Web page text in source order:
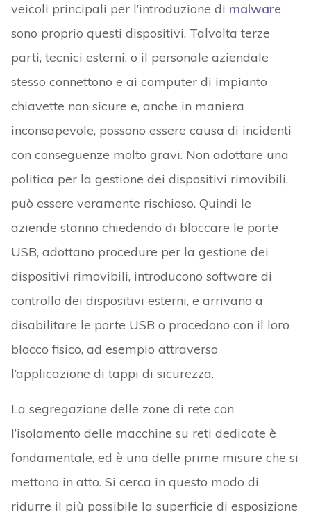
veicoli principali per l’introduzione di malware
sono proprio questi dispositivi. Talvolta terze
parti, tecnici esterni, o il personale aziendale
stesso connettono e ai computer di impianto
chiavette non sicure e, anche in maniera
inconsapevole, possono essere causa di incidenti
con conseguenze molto gravi. Non adottare una
politica per la gestione dei dispositivi rimovibili,
può essere veramente rischioso. Quindi le
aziende stanno chiedendo di bloccare le porte
USB, adottano procedure per la gestione dei
dispositivi rimovibili, introducono software di
controllo dei dispositivi esterni, e arrivano a
disabilitare le porte USB o procedono con il loro
blocco fisico, ad esempio attraverso
l’applicazione di tappi di sicurezza.
La segregazione delle zone di rete con
l’isolamento delle macchine su reti dedicate è
fondamentale, ed è una delle prime misure che si
mettono in atto. Si cerca in questo modo di
ridurre il più possibile la superficie di esposizione